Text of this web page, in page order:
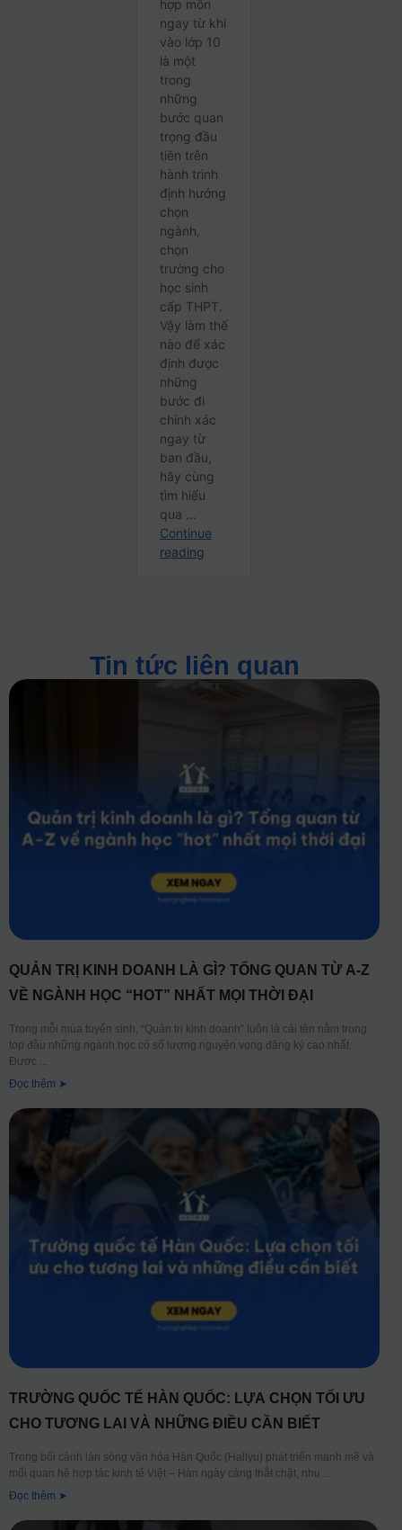
Tin tức liên quan
QUẢN TRỊ KINH DOANH LÀ GÌ? TỔNG QUAN TỪ A-Z
VỀ NGÀNH HỌC “HOT” NHẤT MỌI THỜI ĐẠI
Trong mỗi mùa tuyển sinh, “Quản trị kinh doanh” luôn là cái tên nằm trong
top đầu những ngành học có số lượng nguyện vọng đăng ký cao nhất.
Được
Đọc thêm ➤
TRƯỜNG QUỐC TẾ HÀN QUỐC: LỰA CHỌN TỐI ƯU
CHO TƯƠNG LAI VÀ NHỮNG ĐIỀU CẦN BIẾT
Trong bối cảnh làn sóng văn hóa Hàn Quốc (Hallyu) phát triển mạnh mẽ và
mối quan hệ hợp tác kinh tế Việt – Hàn ngày càng thắt chặt, nhu
Đọc thêm ➤